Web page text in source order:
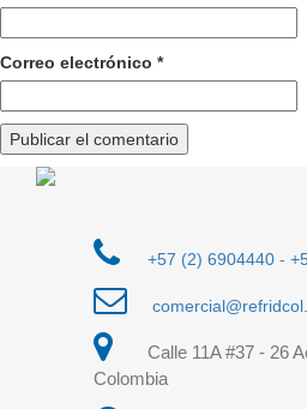
Correo electrónico *
+57 (2) 6904440-
Calle 11A #37 - 26
Colombia